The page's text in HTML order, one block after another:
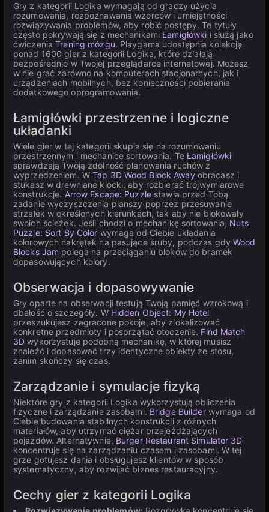
Gry z kategorii Logika wymagają od graczy użycia
rozumowania, rozpoznawania wzorców i umiejętności
rozwiązywania problemów, aby robić postępy. Te tytuły
często pokrywają się z mechanikamiŁamigłówki i służą jako
ćwiczeniaTrening mózgu. Playgama udostępnia kolekcję
ponad 1600 gier z kategorii Logika, które działają
bezpośrednio w Twojej przeglądarce internetowej. Możesz
w nie grać zarówno na komputerach stacjonarnych, jak i
urządzeniach mobilnych, bez konieczności pobierania
dodatkowego oprogramowania.
Łamigłówki przestrzenne i logiczne
układanki
Wiele gier w tej kategorii skupia się na rozumowaniu
przestrzennym i mechanice sortowania. Te Łamigłówki
sprawdzają Twoją zdolność planowania ruchów z
wyprzedzeniem. WTap 3D Wood Block Awayobracasz i
stukasz w drewniane klocki, aby rozbierać trójwymiarowe
konstrukcje. Arrow Escape: Puzzlestawia przed Tobą
zadanie wyczyszczenia planszy poprzez przesuwanie
strzałek w określonych kierunkach, tak aby nie blokowały
swoich ścieżek. Jeśli chodzi o mechanikę sortowania, Nuts
Puzzle: Sort By Color wymaga od Ciebie układania
kolorowych nakrętek na pasujące śruby, podczas gdyWood
Blocks Jam polega na przeciąganiu bloków do bramek
dopasowujących kolory.
Obserwacja i dopasowywanie
Gry oparte na obserwacji testują Twoją pamięć wzrokową i
dbałość o szczegóły. W Hidden Object: My Hotel
przeszukujesz zagracone pokoje, aby zlokalizować
konkretne przedmioty i posprzątać otoczenie. Find Match
3D wykorzystuje podobną mechanikę, w której musisz
znaleźć i dopasować trzy identyczne obiekty ze stosu,
zanim skończy się czas.
Zarządzanie i symulacje fizyką
Niektóre gry z kategorii Logika wykorzystują obliczenia
fizyczne i zarządzanie zasobami. Bridge Builderwymaga od
Ciebie budowania stabilnych konstrukcji z różnych
materiałów, aby utrzymać ciężar przejeżdżających
pojazdów. Alternatywnie, Burger Restaurant Simulator 3D
koncentruje się na zarządzaniu czasem i zasobami. W tej
grze gotujesz dania i obsługujesz klientów w sposób
systematyczny, aby rozwijać biznes restauracyjny.
Cechy gier z kategorii Logika